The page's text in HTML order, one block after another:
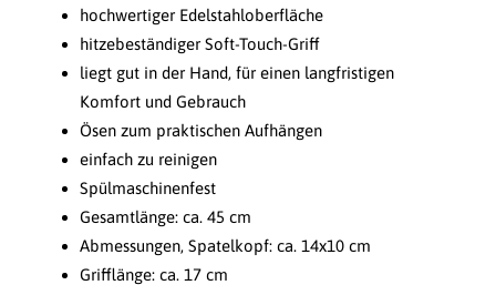
hochwertiger Edelstahloberfläche
hitzebeständiger Soft-Touch-Griff
liegt gut in der Hand, für einen langfristigen
Komfort und Gebrauch
Ösen zum praktischen Aufhängen
einfach zu reinigen
Spülmaschinenfest
Gesamtlänge: ca. 45 cm
Abmessungen, Spatelkopf: ca. 14x10 cm
Grifflänge: ca. 17 cm